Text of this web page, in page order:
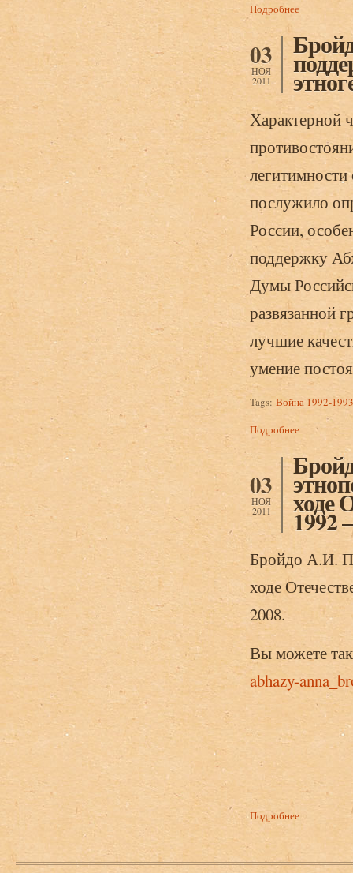
Подробнее
1992-1993
03
НОЯ
2011
Характерной
послужило
России,
поддержку
Думы
развязанной
лучшие
умение
Tags: Война 1992-
Подробнее о Бройдо
03
НОЯ
2011 ходе
1992
Бройдо А.И.
ходе
2008.
Вы можете
abhazy-
Подробнее о Бройдо
народа